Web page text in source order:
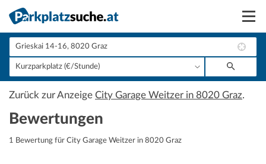
Suchen
Vermieten
Anmelden
Zurück zur Anzeige City Garage Weitzer in 8020 Graz.
Bewertungen
1 Bewertung für City Garage Weitzer in 8020 Graz